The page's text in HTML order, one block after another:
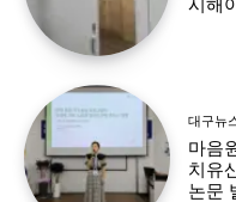
시해
대구뉴
마음
치유
논문